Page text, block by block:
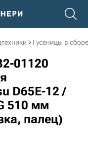
Гусеницы в сборе
01120
D65E-12 /
510 мм
палец)